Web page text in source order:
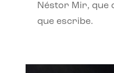
Néstor Mir, que
que escribe.